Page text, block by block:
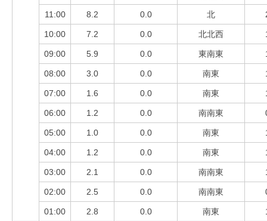
11:00 8.2 0.0 北
10:00 7.2 0.0 北北西
09:00 5.9 0.0 東南東
08:00 3.0 0.0 南東
07:00 1.6 0.0 南東
06:00 1.2 0.0 南南東
05:00 1.0 0.0 南東
04:00 1.2 0.0 南東
03:00 2.1 0.0 南南東
02:00 2.5 0.0 南南東
01:00 2.8 0.0 南東